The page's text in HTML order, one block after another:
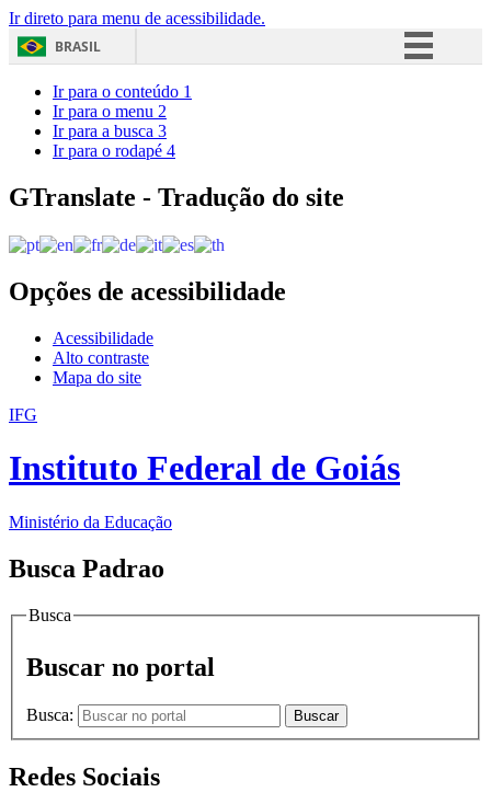
Ir direto para menu de acessibilidade.
BRASIL
Acesso à informação
Ir para o conteúdo 1
Ir para o menu 2
Ir para a busca 3
Ir para o rodapé 4
GTranslate - Tradução do site
Opções de acessibilidade
Acessibilidade
Alto contraste
Mapa do site
IFG
Instituto Federal de Goiás
Ministério da Educação
Busca Padrao
Busca
Buscar no portal
Busca: Buscar
Redes Sociais